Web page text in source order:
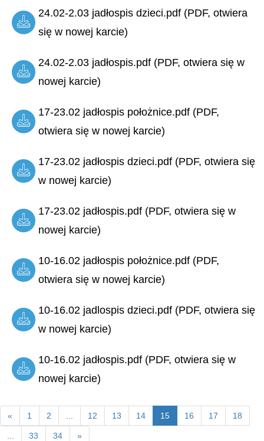
24.02-2.03 jadłospis dzieci.pdf (PDF, otwiera
się w nowej karcie)
24.02-2.03 jadłospis.pdf (PDF, otwiera się w
nowej karcie)
17-23.02 jadłospis położnice.pdf (PDF,
otwiera się w nowej karcie)
17-23.02 jadłospis dzieci.pdf (PDF, otwiera się
w nowej karcie)
17-23.02 jadłospis.pdf (PDF, otwiera się w
nowej karcie)
10-16.02 jadłospis położnice.pdf (PDF,
otwiera się w nowej karcie)
10-16.02 jadlospis dzieci.pdf (PDF, otwiera się
w nowej karcie)
10-16.02 jadłospis.pdf (PDF, otwiera się w
nowej karcie)
« 1 2 12 13 14 15 16 17 18
33 34 »